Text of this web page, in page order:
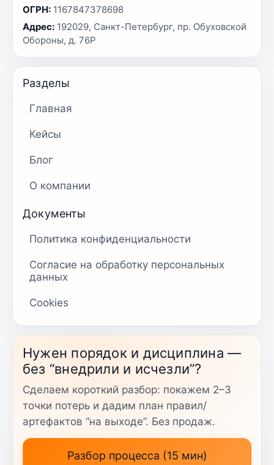
ОГРН: 1167847378698
Адрес: 192029, Санкт-Петербург, пр. Обуховской
Обороны, д. 76Р
Разделы
Главная
Кейсы
Блог
О компании
Документы
Политика конфиденциальности
Согласие на обработку персональных
данных
Cookies
Нужен порядок и дисциплина —
без “внедрили и исчезли”?
Сделаем короткий разбор: покажем 2–3
точки потерь и дадим план правил/
артефактов “на выходе”. Без продаж.
Разбор процесса (15 мин)